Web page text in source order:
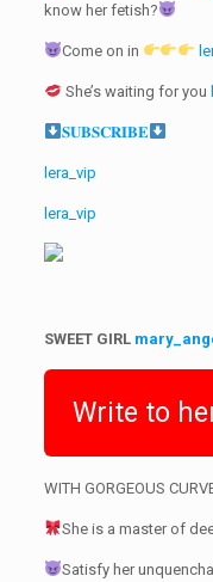
know her fetish?
Come on in
She’s waiting for you
𝐒𝐔𝐁𝐒𝐂𝐑𝐈𝐁𝐄
lera_vip
lera_vip
SWEET GIRL
Write to
WITH GORGEOUS
She is a master of
Satisfy her